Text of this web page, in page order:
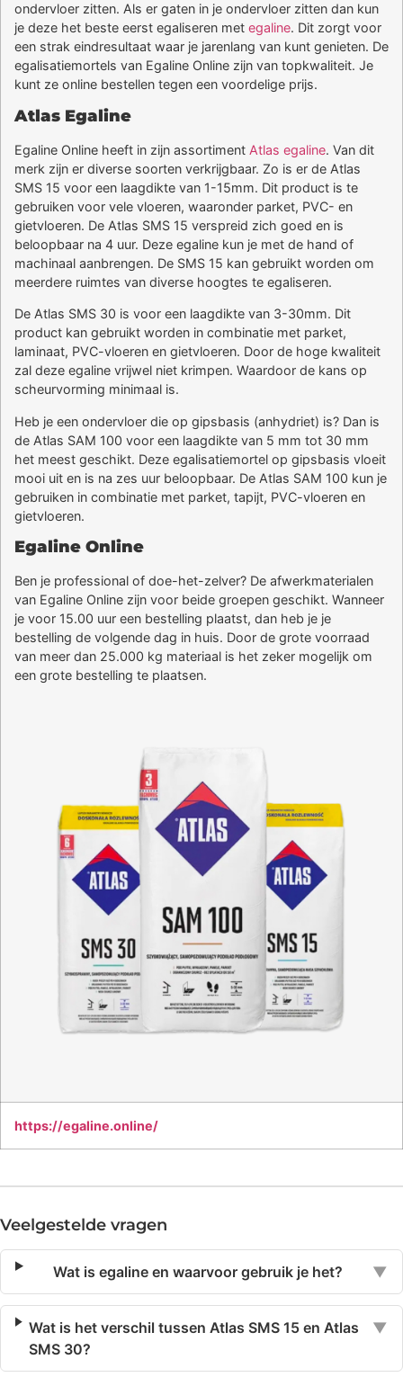
ondervloer zitten. Als er gaten in je ondervloer zitten dan kun
je deze het beste eerst egaliseren met egaline. Dit zorgt voor
een strak eindresultaat waar je jarenlang van kunt genieten. De
egalisatiemortels van Egaline Online zijn van topkwaliteit. Je
kunt ze online bestellen tegen een voordelige prijs.
Atlas Egaline
Egaline Online heeft in zijn assortiment Atlas egaline. Van dit
merk zijn er diverse soorten verkrijgbaar. Zo is er de Atlas
SMS 15 voor een laagdikte van 1-15mm. Dit product is te
gebruiken voor vele vloeren, waaronder parket, PVC- en
gietvloeren. De Atlas SMS 15 verspreid zich goed en is
beloopbaar na 4 uur. Deze egaline kun je met de hand of
machinaal aanbrengen. De SMS 15 kan gebruikt worden om
meerdere ruimtes van diverse hoogtes te egaliseren.
De Atlas SMS 30 is voor een laagdikte van 3-30mm. Dit
product kan gebruikt worden in combinatie met parket,
laminaat, PVC-vloeren en gietvloeren. Door de hoge kwaliteit
zal deze egaline vrijwel niet krimpen. Waardoor de kans op
scheurvorming minimaal is.
Heb je een ondervloer die op gipsbasis (anhydriet) is? Dan is
de Atlas SAM 100 voor een laagdikte van 5 mm tot 30 mm
het meest geschikt. Deze egalisatiemortel op gipsbasis vloeit
mooi uit en is na zes uur beloopbaar. De Atlas SAM 100 kun je
gebruiken in combinatie met parket, tapijt, PVC-vloeren en
gietvloeren.
Egaline Online
Ben je professional of doe-het-zelver? De afwerkmaterialen
van Egaline Online zijn voor beide groepen geschikt. Wanneer
je voor 15.00 uur een bestelling plaatst, dan heb je je
bestelling de volgende dag in huis. Door de grote voorraad
van meer dan 25.000 kg materiaal is het zeker mogelijk om
een grote bestelling te plaatsen.
https://egaline.online/
Veelgestelde vragen
Wat is egaline en waarvoor gebruik je het? ▼
Wat is het verschil tussen Atlas SMS 15 en Atlas
SMS 30?
▼